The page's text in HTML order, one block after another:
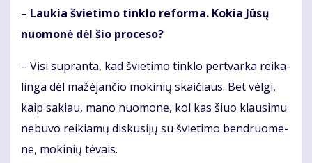
– Lau­kia švie­ti­mo tin­klo re­for­ma. Ko­kia Jū­sų
nuo­mo­nė dėl šio pro­ce­so?
– Vi­si su­pran­ta, kad švie­ti­mo tin­klo per­tvar­ka rei­ka­
lin­ga dėl ma­žė­jan­čio mo­ki­nių skai­čiaus. Bet vėl­gi,
kaip sa­kiau, mano nuomone, kol kas šiuo klau­si­mu
nebuvo reikiamų dis­ku­si­jų su švie­ti­mo ben­druo­me­
ne, mo­ki­nių tė­vais.